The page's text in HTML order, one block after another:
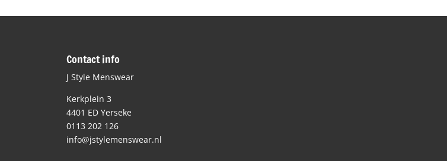
Contact info
J Style Menswear
Kerkplein 3
4401 ED Yerseke
0113 202 126
info@jstylemenswear.nl